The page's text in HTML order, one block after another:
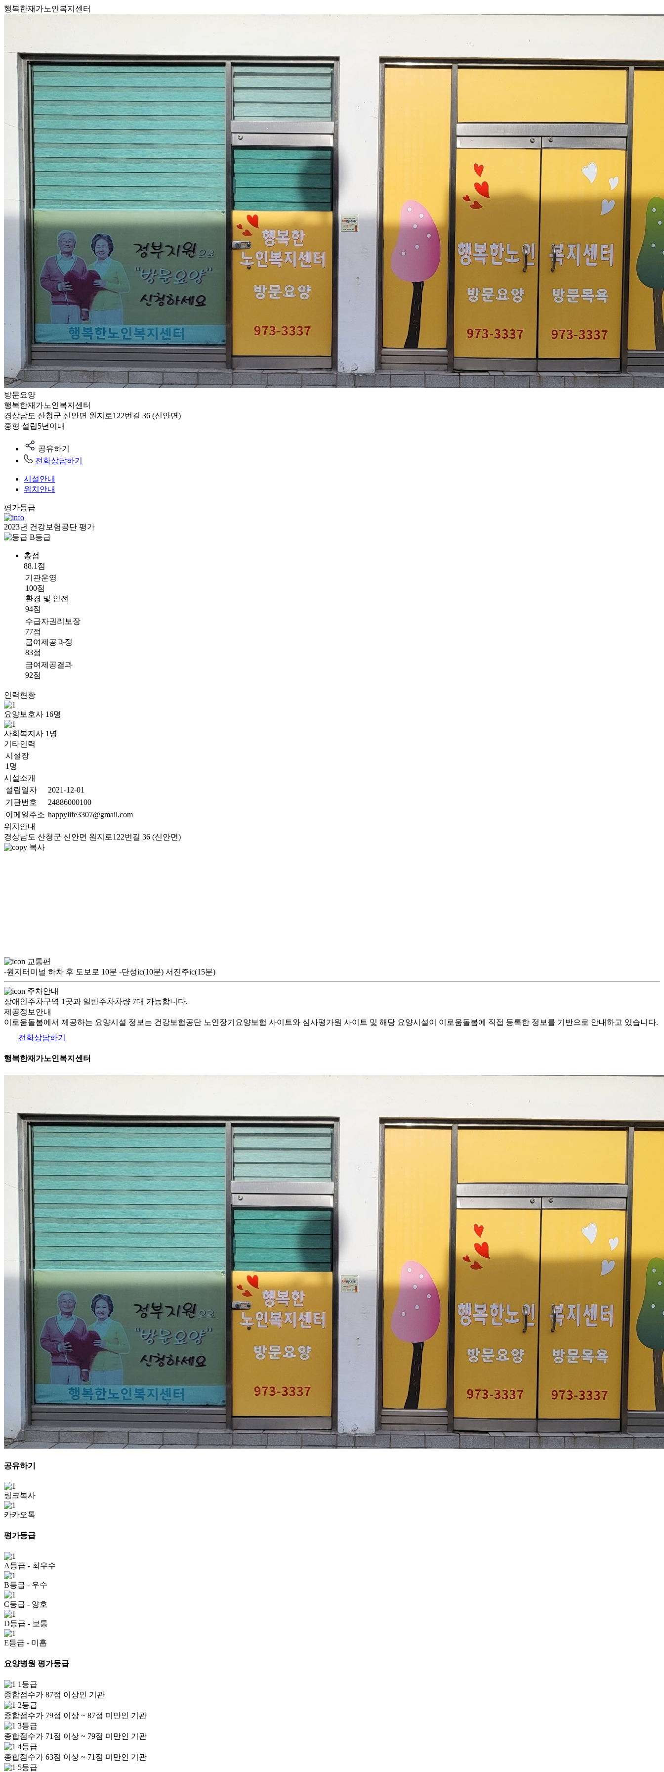
행복한재가노인복지센터
방문요양
행복한재가노인복지센터
경상남도 산청군 신안면 원지로122번길 36 (신안면)
중형 설립5년이내
공유하기
전화상담하기
시설안내
위치안내
평가등급
2023년 건강보험공단 평가
B등급
총점
88.1점
기관운영
100점
환경 및 안전
94점
수급자권리보장
77점
급여제공과정
83점
급여제공결과
92점
인력현황
요양보호사 16명
사회복지사 1 명
기타인력
시설장
1명
시설소개
설립일자
2021-12-01
기관번호
24886000100
이메일주소 happylife3307@gmail.com
위치안내
경상남도 산청군 신안면 원지로122번길 36 (신안면)
복사
교통편
-원지터미널 하차 후 도보로 10분 -단성ic(10분) 서진주ic(15분)
주차안내
장애인주차구역 1곳과 일반주차차량 7대 가능합니다.
제공정보안내
이로움돌봄에서 제공하는 요양시설 정보는 건강보험공단 노인장기요양보험 사이트와 심사평가원 사이트 및 해당 요양시설이 이로움돌봄에 직접 등록한 정보를 기반으로 안내하고 있습니다.
전화상담하기
행복한재가노인복지센터
공유하기
링크복사
카카오톡
평가등급
A등급 - 최우수
B등급 - 우수
C등급 - 양호
D등급 - 보통
E등급 - 미흡
요양병원 평가등급
1등급
종합점수가 87점 이상인 기관
2등급
종합점수가 79점 이상 ~ 87점 미만인 기관
3등급
종합점수가 71점 이상 ~ 79점 미만인 기관
4등급
종합점수가 63점 이상 ~ 71점 미만인 기관
5등급